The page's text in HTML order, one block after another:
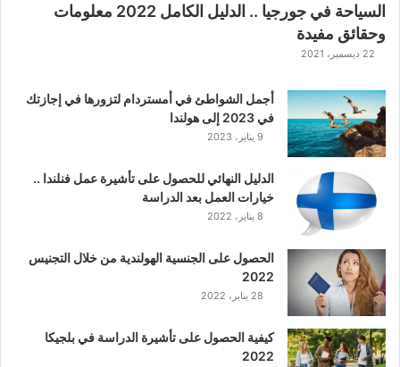
ا
ل
ا
س
ي
ك
ر
ب
ي
ة
السياحة في جورجيا .. الدليل الكامل 2022 معلومات
وحقائق مفيدة
22 ديسمبر، 2021
أجمل الشواطئ في أمستردام لتزورها في إجازتك
في 2023 إلى هولندا
9 يناير، 2023
الدليل النهائي للحصول على تأشيرة عمل فنلندا ..
خيارات العمل بعد الدراسة
8 يناير، 2022
الحصول على الجنسية الهولندية من خلال التجنيس
2022
28 يناير، 2022
كيفية الحصول على تأشيرة الدراسة في بلجيكا
2022